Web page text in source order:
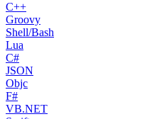
C++
Groovy
Shell/Bash
Lua
C#
JSON
Objc
F#
VB.NET